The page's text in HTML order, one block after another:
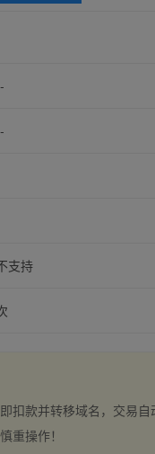
支持
扣款并转移域名，交易
重操作！